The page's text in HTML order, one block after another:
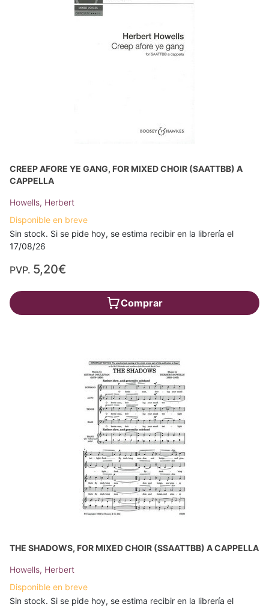
CREEP AFORE YE GANG, FOR MIXED CHOIR (SAATTBB) A
CAPPELLA
Howells, Herbert
Disponible en breve
Sin stock. Si se pide hoy, se estima recibir en la librería el
17/08/26
PVP. 5,20€
Comprar
THE SHADOWS, FOR MIXED CHOIR (SSAATTBB) A CAPPELLA
Howells, Herbert
Disponible en breve
Sin stock. Si se pide hoy, se estima recibir en la librería el